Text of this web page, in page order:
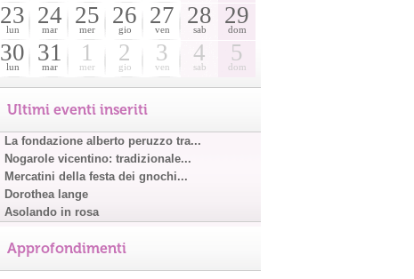
23
lun
24
mar
25
mer
26
gio
27
ven
28
sab
29
dom
30
lun
31
mar
1
mer
2
gio
3
ven
4
sab
5
dom
Ultimi eventi inseriti
La fondazione alberto peruzzo tra...
Nogarole vicentino: tradizionale...
Mercatini della festa dei gnochi...
Dorothea lange
Asolando in rosa
Approfondimenti